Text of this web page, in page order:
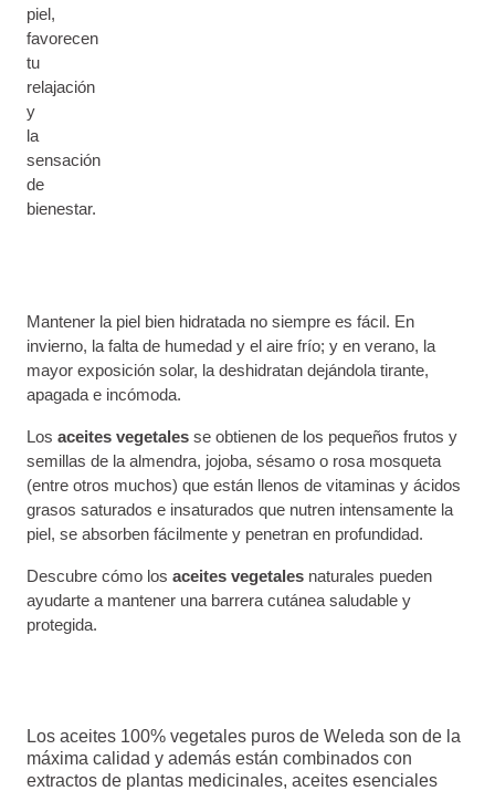
piel,
favorecen
tu
relajación
y
la
sensación
de
bienestar.
Mantener la piel bien hidratada no siempre es fácil. En
invierno, la falta de humedad y el aire frío; y en verano, la
mayor exposición solar, la deshidratan dejándola tirante,
apagada e incómoda.
Los aceites vegetales se obtienen de los pequeños frutos y
semillas de la almendra, jojoba, sésamo o rosa mosqueta
(entre otros muchos) que están llenos de vitaminas y ácidos
grasos saturados e insaturados que nutren intensamente la
piel, se absorben fácilmente y penetran en profundidad.
Descubre cómo los aceites vegetales naturales pueden
ayudarte a mantener una barrera cutánea saludable y
protegida.
Los aceites 100% vegetales puros de Weleda son de la
máxima calidad y además están combinados con
extractos de plantas medicinales, aceites esenciales